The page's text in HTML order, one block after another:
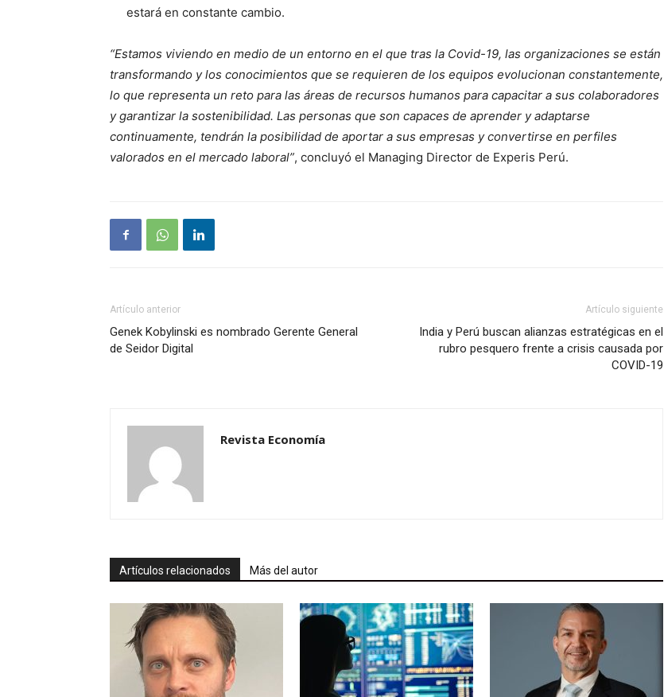
estará en constante cambio.
“Estamos viviendo en medio de un entorno en el que tras la Covid-19, las organizaciones se están
transformando y los conocimientos que se requieren de los equipos evolucionan constantemente,
lo que representa un reto para las áreas de recursos humanos para capacitar a sus colaboradores
y garantizar la sostenibilidad. Las personas que son capaces de aprender y adaptarse
continuamente, tendrán la posibilidad de aportar a sus empresas y convertirse en perfiles
valorados en el mercado laboral”, concluyó el Managing Director de Experis Perú.
Artículo anterior
Genek Kobylinski es nombrado Gerente General
de Seidor Digital
Artículo siguiente
India y Perú buscan alianzas estratégicas en el
rubro pesquero frente a crisis causada por
COVID-19
Revista Economía
Artículos relacionados Más del autor